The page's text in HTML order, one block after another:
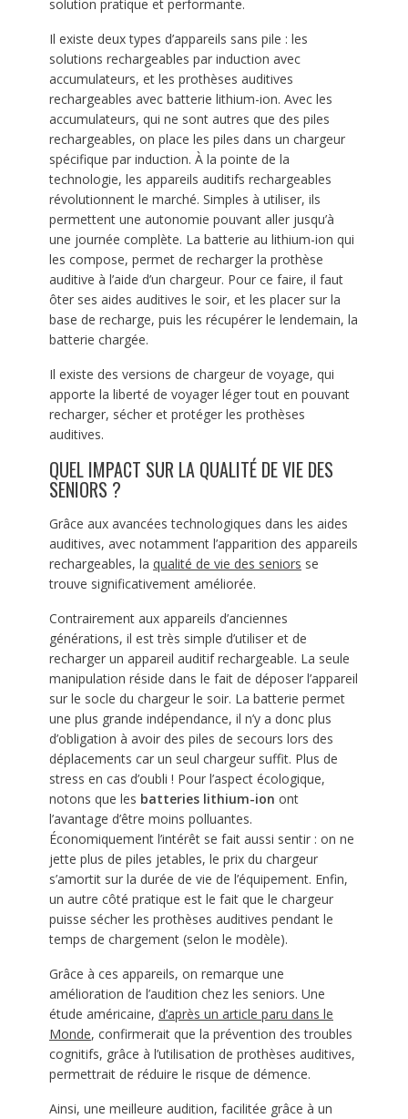
solution pratique et performante.
Il existe deux types d’appareils sans pile : les
solutions rechargeables par induction avec
accumulateurs, et les prothèses auditives
rechargeables avec batterie lithium-ion. Avec les
accumulateurs, qui ne sont autres que des piles
rechargeables, on place les piles dans un chargeur
spécifique par induction. À la pointe de la
technologie, les appareils auditifs rechargeables
révolutionnent le marché. Simples à utiliser, ils
permettent une autonomie pouvant aller jusqu’à
une journée complète. La batterie au lithium-ion qui
les compose, permet de recharger la prothèse
auditive à l’aide d’un chargeur. Pour ce faire, il faut
ôter ses aides auditives le soir, et les placer sur la
base de recharge, puis les récupérer le lendemain, la
batterie chargée.
Il existe des versions de chargeur de voyage, qui
apporte la liberté de voyager léger tout en pouvant
recharger, sécher et protéger les prothèses
auditives.
QUEL IMPACT SUR LA QUALITÉ DE VIE DES
SENIORS ?
Grâce aux avancées technologiques dans les aides
auditives, avec notamment l’apparition des appareils
rechargeables, la qualité de vie des seniors se
trouve significativement améliorée.
Contrairement aux appareils d’anciennes
générations, il est très simple d’utiliser et de
recharger un appareil auditif rechargeable. La seule
manipulation réside dans le fait de déposer l’appareil
sur le socle du chargeur le soir. La batterie permet
une plus grande indépendance, il n’y a donc plus
d’obligation à avoir des piles de secours lors des
déplacements car un seul chargeur suffit. Plus de
stress en cas d’oubli ! Pour l’aspect écologique,
notons que les batteries lithium-ion ont
l’avantage d’être moins polluantes.
Économiquement l’intérêt se fait aussi sentir : on ne
jette plus de piles jetables, le prix du chargeur
s’amortit sur la durée de vie de l’équipement. Enfin,
un autre côté pratique est le fait que le chargeur
puisse sécher les prothèses auditives pendant le
temps de chargement (selon le modèle).
Grâce à ces appareils, on remarque une
amélioration de l’audition chez les seniors. Une
étude américaine, d’après un article paru dans le
Monde, confirmerait que la prévention des troubles
cognitifs, grâce à l’utilisation de prothèses auditives,
permettrait de réduire le risque de démence.
Ainsi, une meilleure audition, facilitée grâce à un